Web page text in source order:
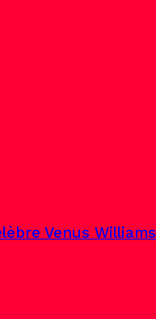
Venus Williams